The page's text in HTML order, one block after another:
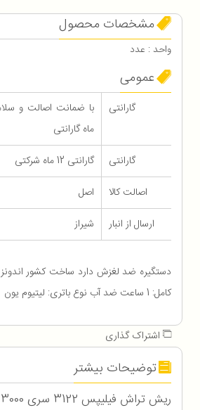
مشخصات محصول
واحد : عدد
عمومی
گارانتی
ماه گارانتی
گارانتی
گارانتی 12 ماه شرکتی
اصالت کالا
اصل
ارسال از انبار
شیراز
دستگیره ضد لغزش دارد ساخت کشور
کامل: 1 ساعت ضد آب نوع باتری: لیتیوم یون
اشتراک گذاری
توضیحات بیشتر
ریش تراش فیلیپس 3122 سری 3000